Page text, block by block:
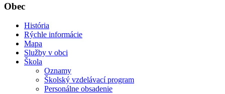
Obec
História
Rýchle informácie
Mapa
Služby v obci
Škola
Oznamy
Školský vzdelávací program
Personálne obsadenie